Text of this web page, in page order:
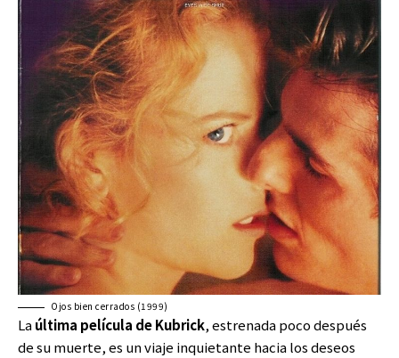
Ojos bien cerrados (1999)
Laúltima película de Kubrick, estrenada poco después
de su muerte, es un viaje inquietante hacia los deseos